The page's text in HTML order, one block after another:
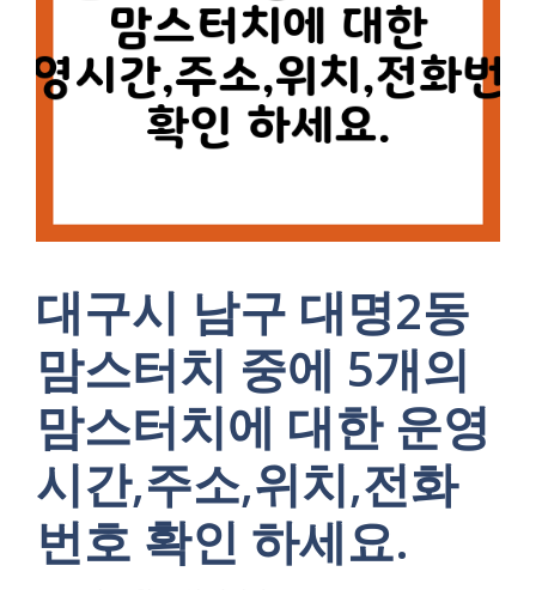
대구시 남구 대명2동
맘스터치 중에 5개의
맘스터치에 대한 운영
시간,주소,위치,전화
번호 확인 하세요.